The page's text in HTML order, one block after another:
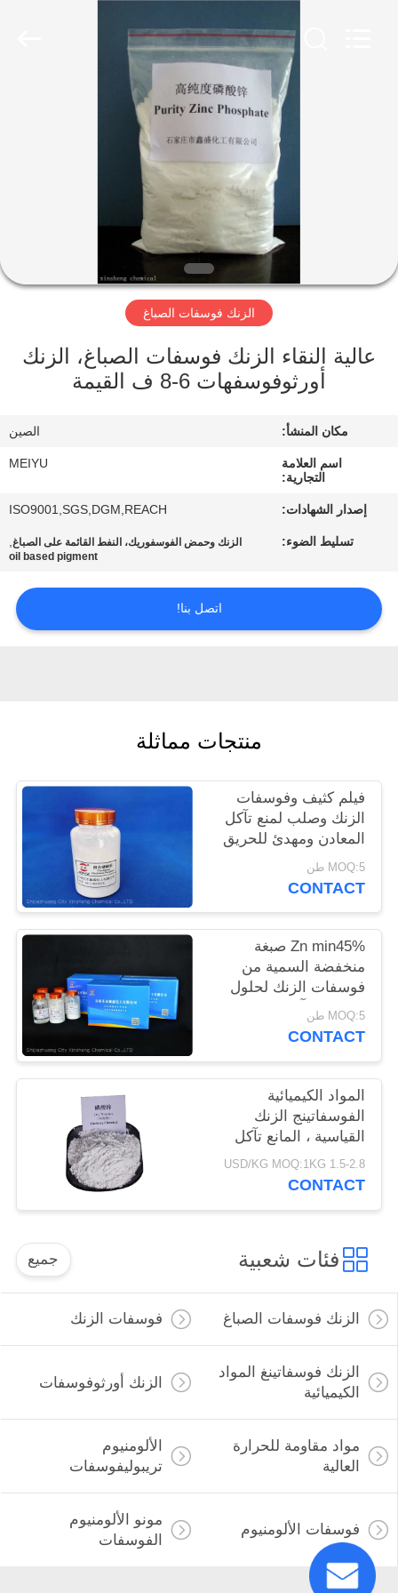
حولنا
في
مراقبة
الجودة
اتصل
اطلب
PRIVACY
POLICY
الزنك فوسفات الصباغ
عالية النقاء الزنك فوسفات الصباغ، الزنك
أورثوفوسفهات 6-8 ف القيمة
مكان المنشأ: الصين
اسم العلامة
التجارية:
MEIYU
إصدار الشهادات: ISO9001,SGS,DGM,REACH
تسليط الضوء: الزنك وحمض الفوسفوريك، النفط القائمة على الصباغ,
oil based pigment
اتصل بنا!
منتجات مماثلة
فيلم كثيف وفوسفات
الزنك وصلب لمنع تآكل
المعادن ومهدئ للحريق
MOQ:5 طن
CONTACT
Zn min45% صبغة
منخفضة السمية من
فوسفات الزنك لحلول
مضادة للتآكل صديقة
للبيئة
MOQ:5 طن
CONTACT
المواد الكيميائية
الفوسفاتينج الزنك
القياسية ، المانع تآكل
الزنك فوسفات
1.5-2.8 USD/KG MOQ:1KG
CONTACT
فئات شعبية جميع
الزنك فوسفات الصباغ فوسفات الزنك
الزنك فوسفاتينغ المواد
الكيميائية
الزنك أورثوفوسفات
مواد مقاومة للحرارة
العالية
الألومنيوم
تريبوليفوسفات
فوسفات الألومنيوم
مونو الألومنيوم
الفوسفات